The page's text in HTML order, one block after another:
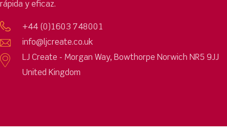
rápida y eficaz.
+44 (0)1603 748001
info@ljcreate.co.uk
LJ Create - Morgan Way, Bowthorpe Norwich NR5 9JJ
United Kingdom